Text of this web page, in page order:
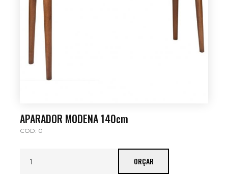
APARADOR MODENA 140cm
COD: 0
ORÇAR